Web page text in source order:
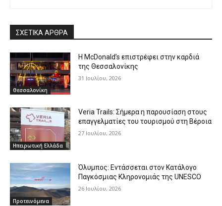
ΣΧΕΤΙΚΑ ΑΡΘΡΑ
Θεσσαλονίκη
Η McDonald’s επιστρέφει στην καρδιά
της Θεσσαλονίκης
31 Ιουλίου, 2026
Ηπειρωτική Ελλάδα
Veria Trails: Σήμερα η παρουσίαση στους
επαγγελματίες του τουρισμού στη Βέροια
27 Ιουλίου, 2026
Προτεινόμενα
Όλυμπος: Εντάσσεται στον Κατάλογο
Παγκόσμιας Κληρονομιάς της UNESCO
26 Ιουλίου, 2026